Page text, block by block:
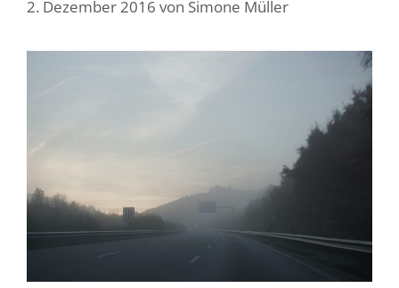
2. Dezember 2016 von Simone Müller